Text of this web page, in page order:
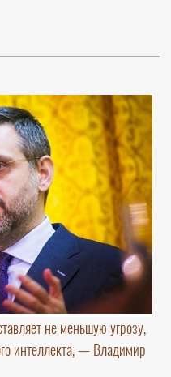
не меньшую угрозу,
интеллекта, — Владимир